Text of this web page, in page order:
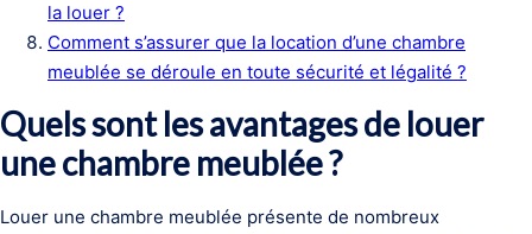
la louer ?
Comment s’assurer que la location d’une chambre
meublée se déroule en toute sécurité et légalité ?
Quels sont les avantages de louer
une chambre meublée ?
Louer une chambre meublée présente de nombreux